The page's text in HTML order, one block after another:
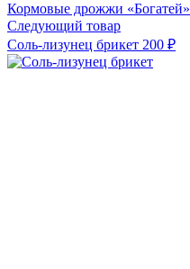
Кормовые дрожжи «Богатей»
Следующий товар
Соль-лизунец брикет 200 ₽